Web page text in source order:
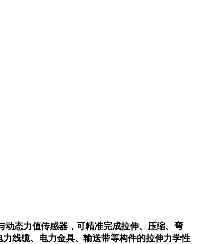
态力值传感器，可精准完成拉伸、压缩、弯
线缆、电力金具、输送带等构件的拉伸力学性